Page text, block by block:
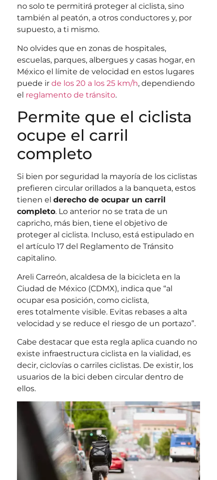
no solo te permitirá proteger al ciclista, sino
también al peatón, a otros conductores y, por
supuesto, a ti mismo.
No olvides que en zonas de hospitales,
escuelas, parques, albergues y casas hogar, en
México el límite de velocidad en estos lugares
puede ir de los 20 a los 25 km/h, dependiendo
el reglamento de tránsito.
Permite que el ciclista
ocupe el carril
completo
Si bien por seguridad la mayoría de los ciclistas
prefieren circular orillados a la banqueta, estos
tienen el derecho de ocupar un carril
completo. Lo anterior no se trata de un
capricho, más bien, tiene el objetivo de
proteger al ciclista. Incluso, está estipulado en
el artículo 17 del Reglamento de Tránsito
capitalino.
Areli Carreón, alcaldesa de la bicicleta en la
Ciudad de México (CDMX), indica que “al
ocupar esa posición, como ciclista,
eres totalmente visible. Evitas rebases a alta
velocidad y se reduce el riesgo de un portazo”.
Cabe destacar que esta regla aplica cuando no
existe infraestructura ciclista en la vialidad, es
decir, ciclovías o carriles ciclistas. De existir, los
usuarios de la bici deben circular dentro de
ellos.